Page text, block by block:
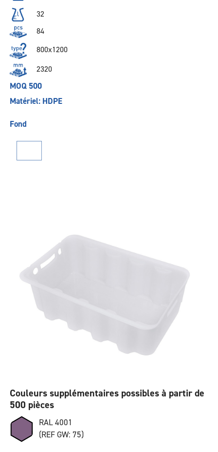
32
84
800x1200
2320
MOQ 500
Matériel: HDPE
Fond
Couleurs supplémentaires possibles à partir de
500 pièces
RAL 4001
(REF GW: 75)